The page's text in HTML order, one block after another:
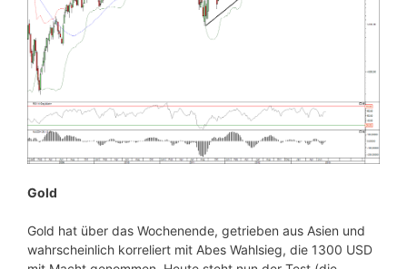
Gold
Gold hat über das Wochenende, getrieben aus Asien und
wahrscheinlich korreliert mit Abes Wahlsieg, die 1300 USD